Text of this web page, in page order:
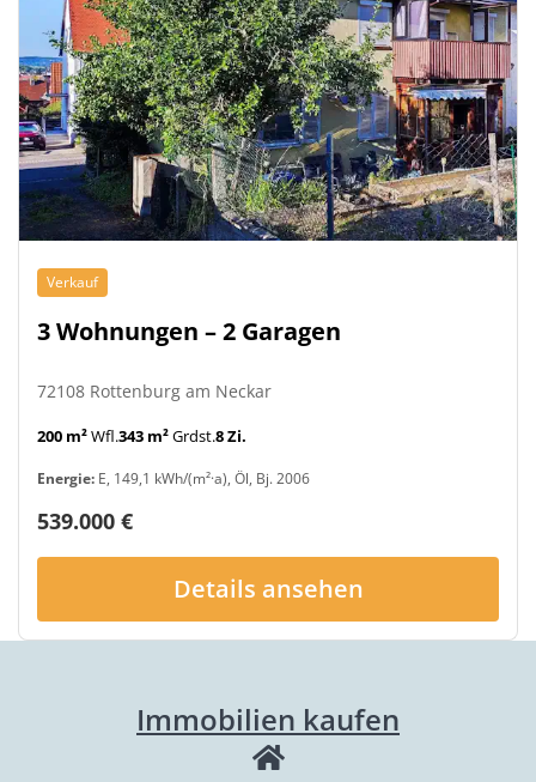
Verkauf
3 Wohnungen – 2 Garagen
72108 Rottenburg am Neckar
200 m²Wfl.343 m²Grdst.8 Zi.
Energie: E, 149,1 kWh/(m²·a), Öl, Bj. 2006
539.000 €
Details ansehen
Immobilien kaufen